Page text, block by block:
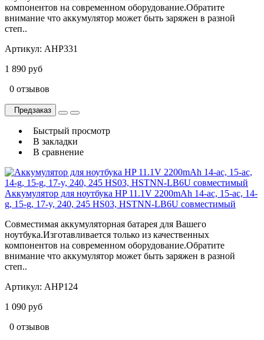
компонентов на современном оборудование.Обратите
внимание что аккумулятор может быть заряжен в разной
степ..
Артикул: AHP331
1 890 руб
0 отзывов
Предзаказ
Быстрый просмотр
В закладки
В сравнение
Аккумулятор для ноутбука HP 11.1V 2200mAh 14-ac, 15-ac, 14-
g, 15-g, 17-y, 240, 245 HS03, HSTNN-LB6U совместимый
Совместимая аккумуляторная батарея для Вашего
ноутбука.Изготавливается только из качественных
компонентов на современном оборудование.Обратите
внимание что аккумулятор может быть заряжен в разной
степ..
Артикул: AHP124
1 090 руб
0 отзывов